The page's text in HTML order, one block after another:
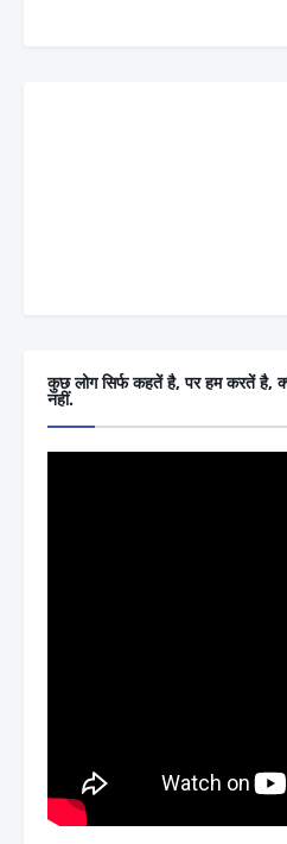
कुछ लोग सिर्फ कहतें है, पर हम करतें है,
नहीं.